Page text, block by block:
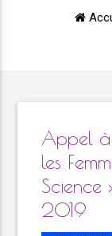
Appel à
les
Science
2019